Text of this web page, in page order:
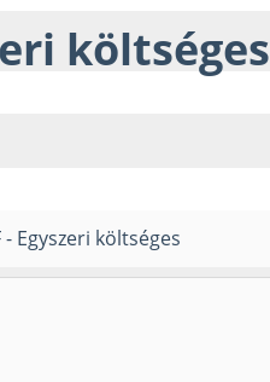
költséges
- Egyszeri költséges